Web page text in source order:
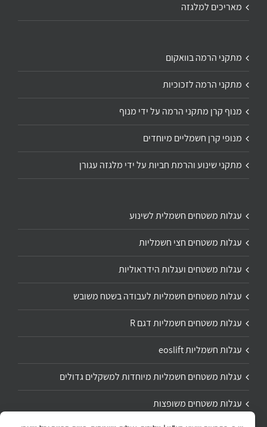
מאריכים למלגזה
מתקני הרמה בוואקום
מתקני הרמה לזכוכיות
מנוף קרן מתקני הרמה על ידי מנוף
מנופי קרן חשמליים מיוחדים
מתקני שינוע והרמת חביות על ידי מלגזה עגורן
עגלות משטחים חשמלית לשינוע
עגלות משטחים חצי חשמליות
עגלות משטחים ועגלות הידראוליות
עגלות משטחים חשמליות לעבודה בשטח משובש
עגלות משטחים חשמליות דגם R
עגלות חשמליות eoslift
עגלות משטחים חשמליות מיוחדות למשקלים גדולים
עגלות משטחים משופצות